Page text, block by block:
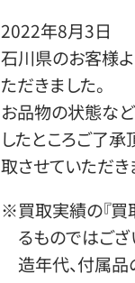
2022年8月3日
石川県のお客様
ただきました。
お品物の状態など
したところご了
取させていただき
※買取実績の『買
るものではござ
造年代、付属品